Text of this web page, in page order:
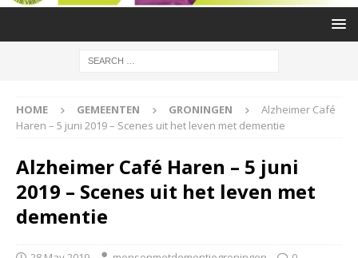
HOME GEMEENTEN GRONINGEN
Alzheimer Café
Haren – 5 juni 2019 – Scenes uit het leven met dementie
Alzheimer Café Haren – 5 juni
2019 – Scenes uit het leven met
dementie